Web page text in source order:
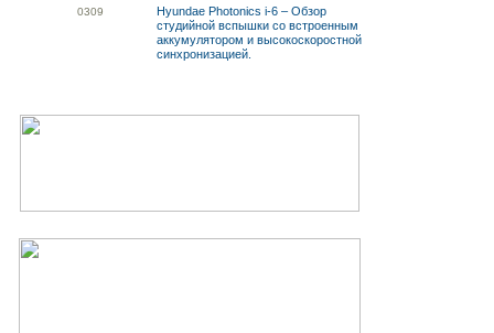
0309
Hyundae Photonics i-6 – Обзор
студийной вспышки со встроенным
аккумулятором и высокоскоростной
синхронизацией.